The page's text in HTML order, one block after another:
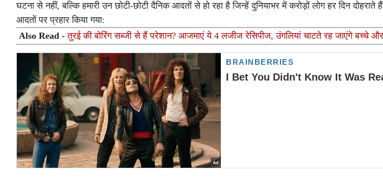
घटना से नहीं, बल्कि हमारी उन छोटी-छोटी दैनिक आदतों से हो रहा है जिन्हें दुनियाभर में करोड़ों लोग हर दिन
आदतों पर प्रहार किया गया:
Also Read -तुरई की बोरिंग सब्जी से हैं परेशान? आजमाएं ये 4 लजीज रेसिपीज, उंगलियां चाटते रह जाएंगे बच्चे